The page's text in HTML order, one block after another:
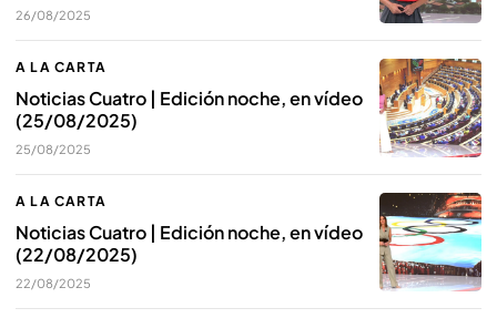
26/08/2025
A LA CARTA
Noticias Cuatro | Edición noche, en vídeo
(25/08/2025)
25/08/2025
A LA CARTA
Noticias Cuatro | Edición noche, en vídeo
(22/08/2025)
22/08/2025